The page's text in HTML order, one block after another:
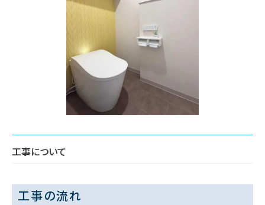
工事について
工事の流れ